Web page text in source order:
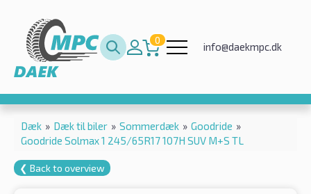
0
info@daekmpc.dk
Dæk » Dæk til biler » Sommerdæk » Goodride »
Goodride Solmax 1 245/65R17 107H SUV M+S TL
❮ Back to overview